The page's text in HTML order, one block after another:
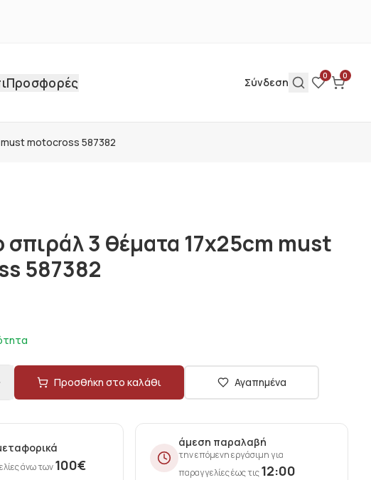
Προσφορές Σύνδεση
0 0
motocross 587382
σπιράλ 3 θέματα 17x25cm must
587382
Προσθήκη στο καλάθι Αγαπημένα
άνω των100€
άμεση παραλαβή
την επόμενη εργάσιμη για
παραγγελίες έως τις12:00